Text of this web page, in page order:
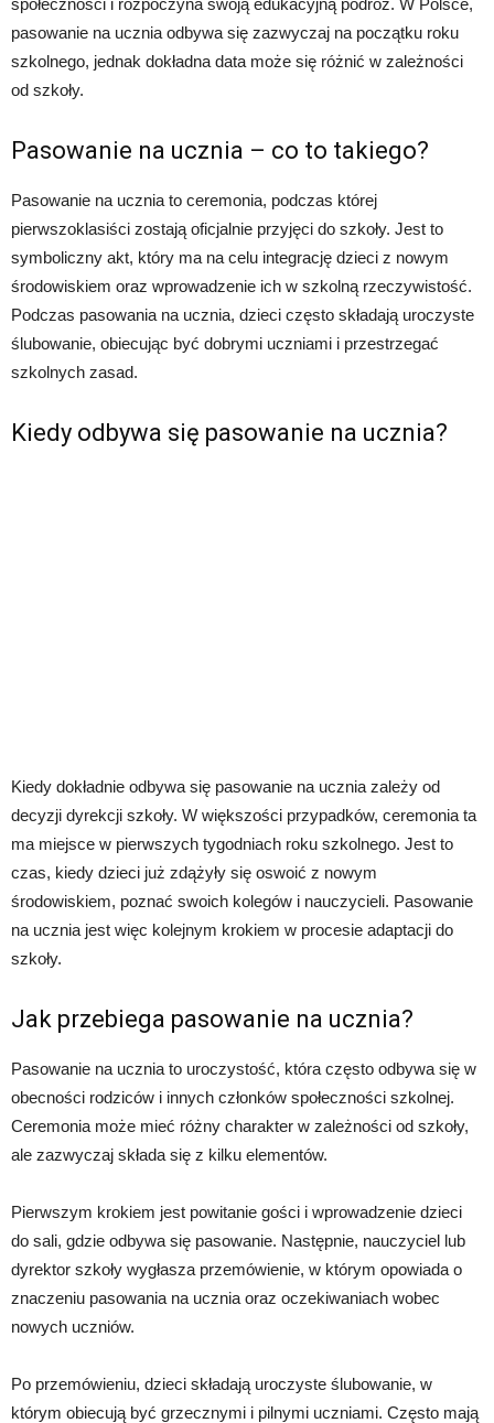
pasowanie na ucznia odbywa się zazwyczaj na początku roku
szkolnego, jednak dokładna data może się różnić w zależności
od szkoły.
Pasowanie na ucznia – co to takiego?
Pasowanie na ucznia to ceremonia, podczas której
pierwszoklasiści zostają oficjalnie przyjęci do szkoły. Jest to
symboliczny akt, który ma na celu integrację dzieci z nowym
środowiskiem oraz wprowadzenie ich w szkolną rzeczywistość.
Podczas pasowania na ucznia, dzieci często składają uroczyste
ślubowanie, obiecując być dobrymi uczniami i przestrzegać
szkolnych zasad.
Kiedy odbywa się pasowanie na ucznia?
Kiedy dokładnie odbywa się pasowanie na ucznia zależy od
decyzji dyrekcji szkoły. W większości przypadków, ceremonia ta
ma miejsce w pierwszych tygodniach roku szkolnego. Jest to
czas, kiedy dzieci już zdążyły się oswoić z nowym
środowiskiem, poznać swoich kolegów i nauczycieli. Pasowanie
na ucznia jest więc kolejnym krokiem w procesie adaptacji do
szkoły.
Jak przebiega pasowanie na ucznia?
Pasowanie na ucznia to uroczystość, która często odbywa się w
obecności rodziców i innych członków społeczności szkolnej.
Ceremonia może mieć różny charakter w zależności od szkoły,
ale zazwyczaj składa się z kilku elementów.
Pierwszym krokiem jest powitanie gości i wprowadzenie dzieci
do sali, gdzie odbywa się pasowanie. Następnie, nauczyciel lub
dyrektor szkoły wygłasza przemówienie, w którym opowiada o
znaczeniu pasowania na ucznia oraz oczekiwaniach wobec
nowych uczniów.
Po przemówieniu, dzieci składają uroczyste ślubowanie, w
którym obiecują być grzecznymi i pilnymi uczniami. Często mają